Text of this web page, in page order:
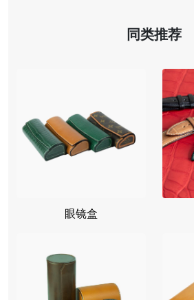
同类推荐
眼镜盒